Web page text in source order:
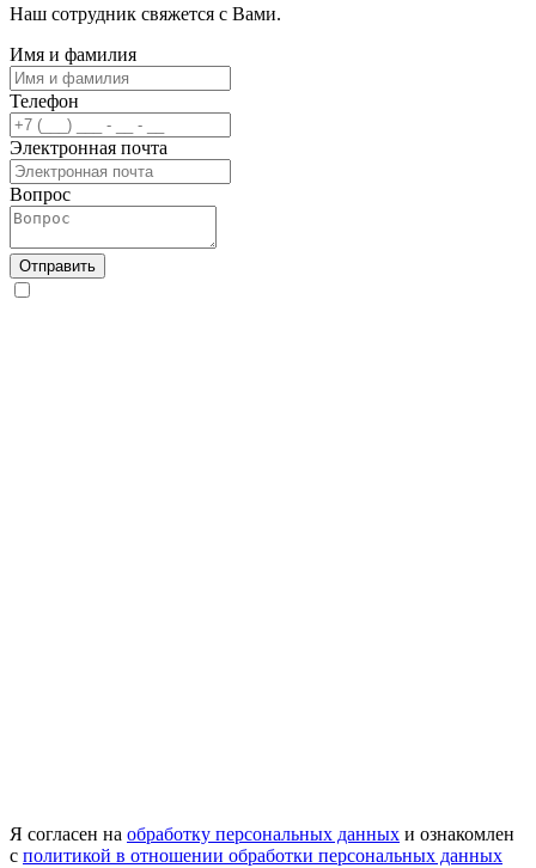
Наш сотрудник свяжется с Вами.
Имя и фамилия
Телефон
Электронная почта
Вопрос
Отправить
Я согласен на обработку персональных данных и ознакомлен
с политикой в отношении обработки персональных данных